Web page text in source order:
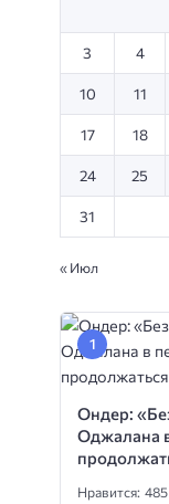
3 4
10 11
17 18
24 25
31
« Июл
Ондер:
Оджалана в
Нравится: 485